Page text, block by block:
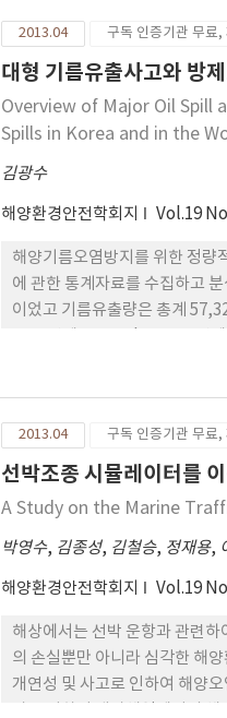
성에 관한 세부 지침의 보완이
준수 의무를 강화할 필요가 있
2013.04 구독 인증기관 무료,
대형 기름유출사고와 방
Overview of Major Oil Spill
Spills in Korea and in the
김광수
해양환경안전학회지 Vol.19
해양기름오염방지를 위한 정량
에 관한 통계자료를 수집하고
이었고 기름유출량은 총계
년) 세계의 사고건수는, 기름
년에 약 159,000 kL(140,000
kL(72,000톤), 2002년에 약
수록 감소하는 경향을 보였다.
기름유출사고는 발생하지 않았
2013.04 구독 인증기관 무료,
선박조종 시뮬레이터를
A Study on the Marine
박영수, 김종성, 김철승, 정재용,
해양환경안전학회지 Vol.19
해상에서는 선박 운항과 관련
의 손실뿐만 아니라 심각한 해
개연성 및 사고로 인하여 해양